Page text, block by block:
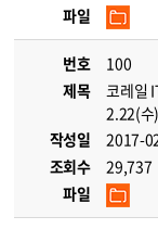
파일
번호
100
제목
코레일
2.22(수
작성일
2017-
조회수
29,737
파일